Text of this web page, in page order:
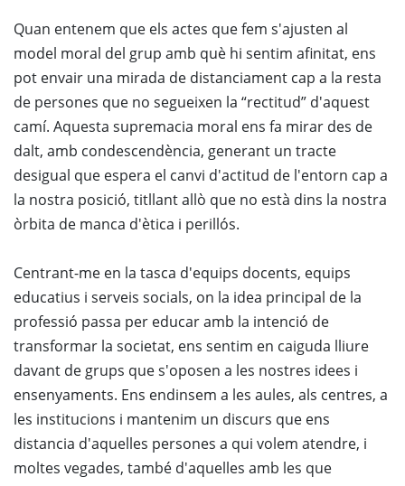
Quan entenem que els actes que fem s'ajusten al
model moral del grup amb què hi sentim afinitat, ens
pot envair una mirada de distanciament cap a la resta
de persones que no segueixen la “rectitud” d'aquest
camí. Aquesta supremacia moral ens fa mirar des de
dalt, amb condescendència, generant un tracte
desigual que espera el canvi d'actitud de l'entorn cap a
la nostra posició, titllant allò que no està dins la nostra
òrbita de manca d'ètica i perillós.
Centrant-me en la tasca d'equips docents, equips
educatius i serveis socials, on la idea principal de la
professió passa per educar amb la intenció de
transformar la societat, ens sentim en caiguda lliure
davant de grups que s'oposen a les nostres idees i
ensenyaments. Ens endinsem a les aules, als centres, a
les institucions i mantenim un discurs que ens
distancia d'aquelles persones a qui volem atendre, i
moltes vegades, també d'aquelles amb les que